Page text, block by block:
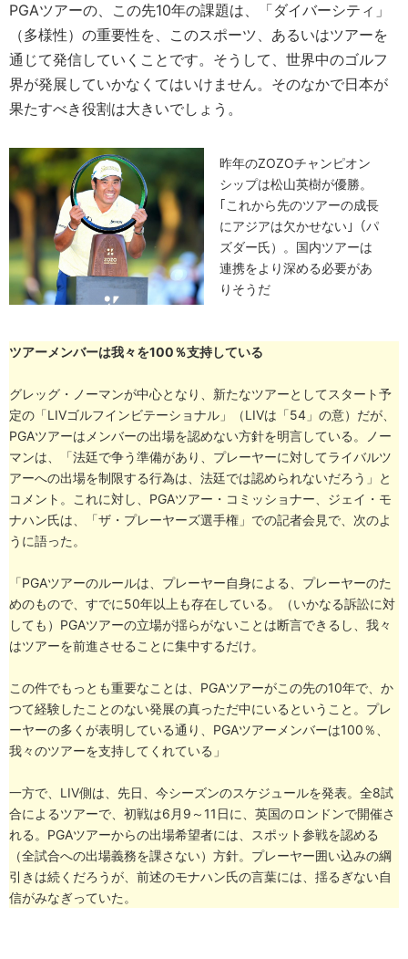
PGAツアーの、この先10年の課題は、「ダイバーシティ」
（多様性）の重要性を、このスポーツ、あるいはツアーを
通じて発信していくことです。そうして、世界中のゴルフ
界が発展していかなくてはいけません。そのなかで日本が
果たすべき役割は大きいでしょう。
昨年のZOZOチャンピオン
シップは松山英樹が優勝。
｢これから先のツアーの成長
にアジアは欠かせない｣（パ
ズダー氏）。国内ツアーは
連携をより深める必要があ
りそうだ
ツアーメンバーは我々を100％支持している
グレッグ・ノーマンが中心となり、新たなツアーとしてスタート予
定の「LIVゴルフインビテーショナル」（LIVは「54」の意）だが、
PGAツアーはメンバーの出場を認めない方針を明言している。ノー
マンは、「法廷で争う準備があり、プレーヤーに対してライバルツ
アーへの出場を制限する行為は、法廷では認められないだろう」と
コメント。これに対し、PGAツアー・コミッショナー、ジェイ・モ
ナハン氏は、「ザ・プレーヤーズ選手権」での記者会見で、次のよ
うに語った。
「PGAツアーのルールは、プレーヤー自身による、プレーヤーのた
めのもので、すでに50年以上も存在している。（いかなる訴訟に対
しても）PGAツアーの立場が揺らがないことは断言できるし、我々
はツアーを前進させることに集中するだけ。
この件でもっとも重要なことは、PGAツアーがこの先の10年で、か
つて経験したことのない発展の真っただ中にいるということ。プレ
ーヤーの多くが表明している通り、PGAツアーメンバーは100％、
我々のツアーを支持してくれている」
一方で、LIV側は、先日、今シーズンのスケジュールを発表。全8試
合によるツアーで、初戦は6月9～11日に、英国のロンドンで開催さ
れる。PGAツアーからの出場希望者には、スポット参戦を認める
（全試合への出場義務を課さない）方針。プレーヤー囲い込みの綱
引きは続くだろうが、前述のモナハン氏の言葉には、揺るぎない自
信がみなぎっていた。